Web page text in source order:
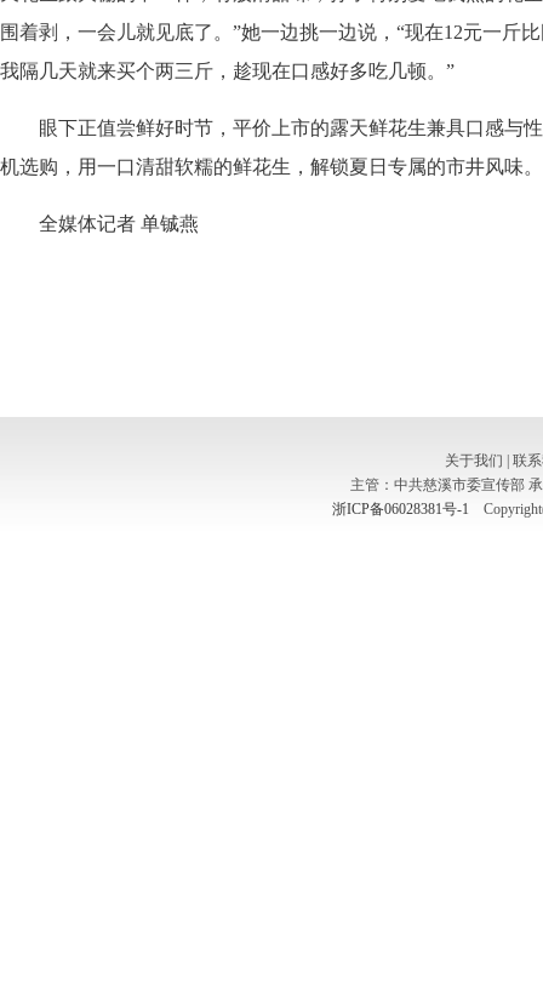
围着剥，一会儿就见底了。”她一边挑一边说，“现在12元一斤
我隔几天就来买个两三斤，趁现在口感好多吃几顿。”
眼下正值尝鲜好时节，平价上市的露天鲜花生兼具口感与
机选购，用一口清甜软糯的鲜花生，解锁夏日专属的市井风味。
全媒体记者 单铖燕
关于我们
联
主管：中共慈溪市委宣传部
浙ICP备06028381号-1